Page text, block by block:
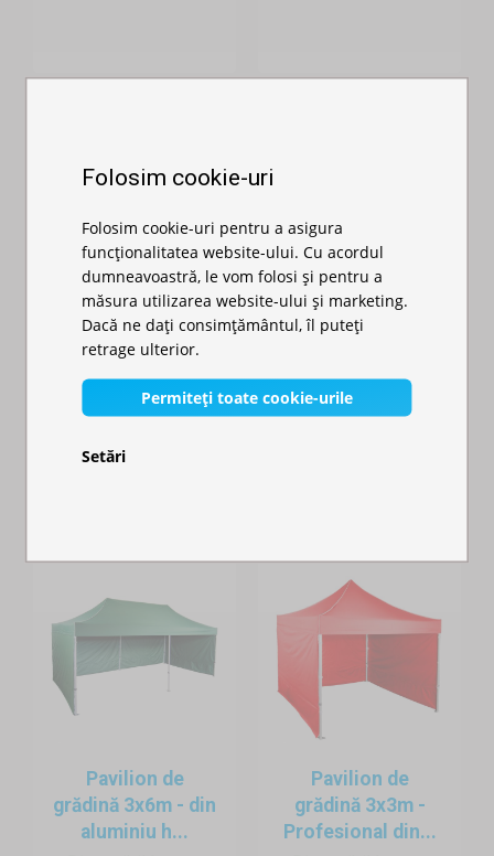
Pavilion de
grădină 3x3m - din
aluminiu he...
Disponibil în stoc
Pavilion de
din aluminiu...
Disponibil în stoc
Pavilion de
grădină 3x6m - din
aluminiu h...
Pavilion de
grădină 3x3m -
Profesional din...
Folosim cookie-uri
Folosim cookie-uri pentru a asigura
funcționalitatea website-ului. Cu acordul
dumneavoastră, le vom folosi și pentru a
măsura utilizarea website-ului și marketing.
Dacă ne dați consimțământul, îl puteți
retrage ulterior.
Permiteți toate cookie-urile
Setări